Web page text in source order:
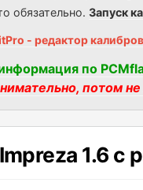
обязательно.Запуск
- редактор
по
потом
1.6 с